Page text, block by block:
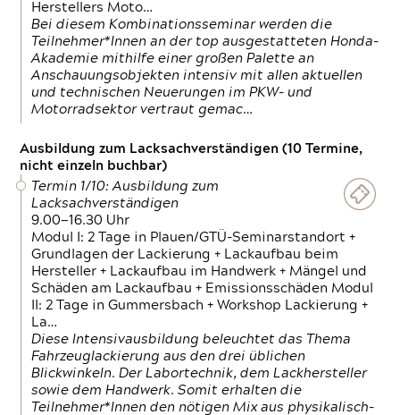
Herstellers Moto…
Bei diesem Kombinationsseminar werden die
Teilnehmer*Innen an der top ausgestatteten Honda-
Akademie mithilfe einer großen Palette an
Anschauungsobjekten intensiv mit allen aktuellen
und technischen Neuerungen im PKW- und
Motorradsektor vertraut gemac…
Ausbildung zum Lacksachverständigen (10 Termine,
nicht einzeln buchbar)
Termin 1/10: Ausbildung zum
Lacksachverständigen
9.00—16.30 Uhr
Modul I: 2 Tage in Plauen/GTÜ-Seminarstandort +
Grundlagen der Lackierung + Lackaufbau beim
Hersteller + Lackaufbau im Handwerk + Mängel und
Schäden am Lackaufbau + Emissionsschäden Modul
II: 2 Tage in Gummersbach + Workshop Lackierung +
La…
Diese Intensivausbildung beleuchtet das Thema
Fahrzeuglackierung aus den drei üblichen
Blickwinkeln. Der Labortechnik, dem Lackhersteller
sowie dem Handwerk. Somit erhalten die
Teilnehmer*Innen den nötigen Mix aus physikalisch-